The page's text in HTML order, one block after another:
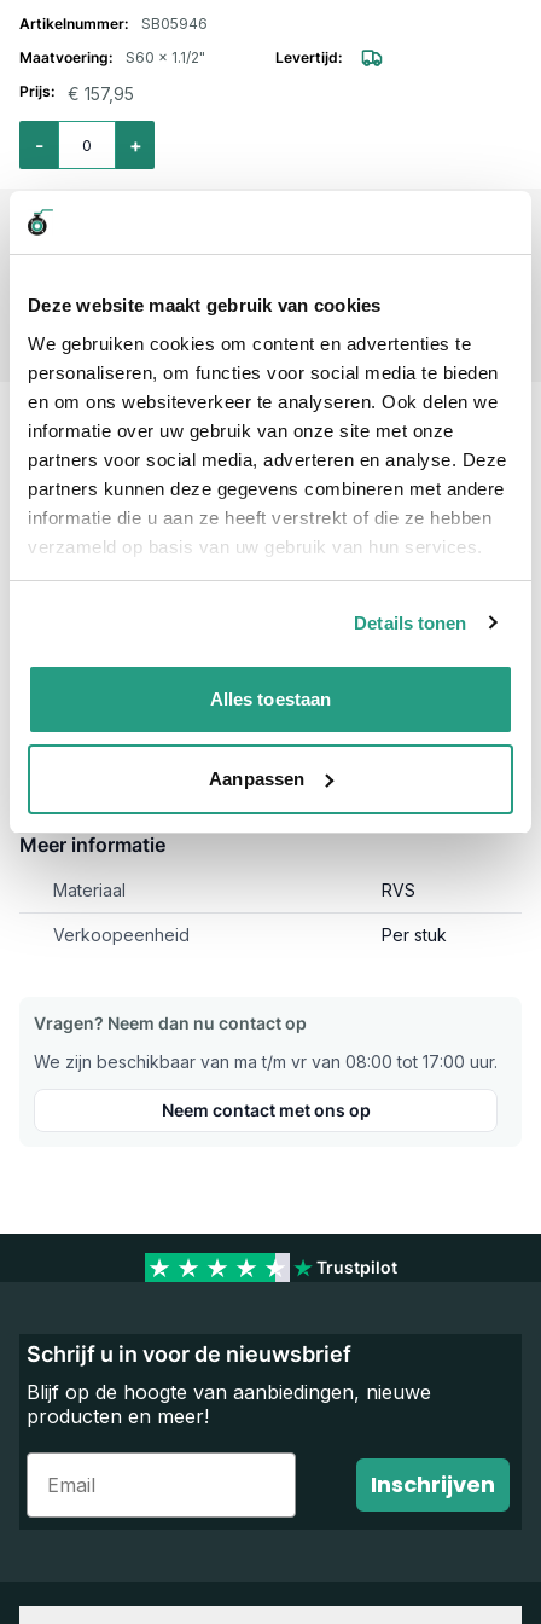
Deze website maakt gebruik van cookies
We gebruiken cookies om content en advertenties te
personaliseren, om functies voor social media te bieden
en om ons websiteverkeer te analyseren. Ook delen we
informatie over uw gebruik van onze site met onze
partners voor social media, adverteren en analyse. Deze
partners kunnen deze gegevens combineren met andere
informatie die u aan ze heeft verstrekt of die ze hebben
verzameld op basis van uw gebruik van hun services.
Details tonen
Alles toestaan
Aanpassen
SB05946
S60 x 1.1/2"
€ 157,95
Aantal voor IBC Adapter RVS S60x6 - 1.1/2" Kamlok type A
+
-
S60 x 2"
+
-
Professioneel advies
15.000 producten uit voorraad
Hoge klantbeoordelingen: 9/10
Snelle levering
Snel naar
Geschikt voor chemicaliën en de
voedingsmiddelenindustrie
Meer informatie
Materiaal RVS
Verkoopeenheid Per stuk
Vragen? Neem dan nu contact op
We zijn beschikbaar van ma t/m vr van 08:00 tot 17:00 uur.
Neem contact met ons op
Trustpilot
Schrijf u in voor de nieuwsbrief
Blijf op de hoogte van aanbiedingen, nieuwe
producten en meer!
Email
Inschrijven